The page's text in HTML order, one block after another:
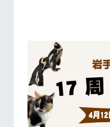
お問い合
わせ・資
料請求
牧場内を巡
遊バスのご
個人情報取扱いにつ
営業時間・
よくあるご
ペットをお連
お客様へ